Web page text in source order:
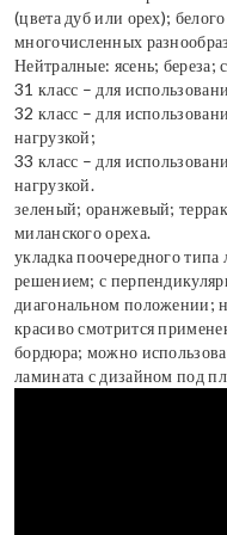
(цвета дуб или орех);
многочисленных
Нейтралные: ясень; береза;
31 класс – для
32 класс – для
нагрузкой;
33 класс – для
нагрузкой.
зеленый; оранжевый;
миланского ореха.
укладка поочередного
решением; с
диагональном положении;
красиво смотрится
бордюра; можно
ламината с дизайном под